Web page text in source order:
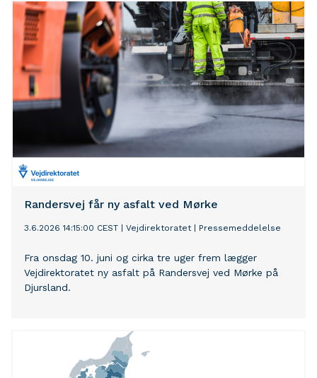
Randersvej får ny asfalt ved Mørke
3.6.2026 14:15:00 CEST Vejdirektoratet| Pressemeddelelse
Fra onsdag 10. juni og cirka tre uger frem lægger
Vejdirektoratet ny asfalt på Randersvej ved Mørke på
Djursland.